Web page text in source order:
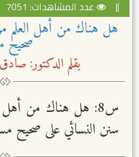
||
عدد المشاهدات: 7051
هل هناك من أهل العلم
صحيح
بقلم الدكتور:
س8: هل هناك من أهل
سنن النسائي على صحيح